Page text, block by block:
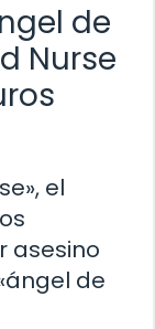
de
Nurse
el
asesino
de